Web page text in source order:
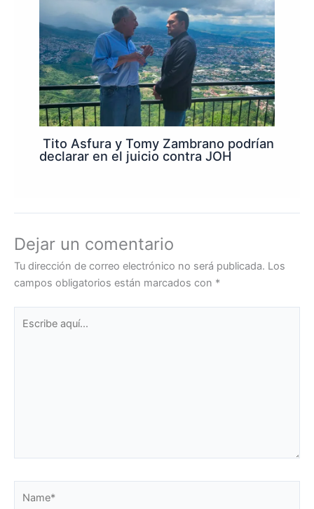
Tito Asfura y Tomy Zambrano podrían
declarar en el juicio contra JOH
Dejar un comentario
Tu dirección de correo electrónico no será publicada. Los
campos obligatorios están marcados con *
aquí...